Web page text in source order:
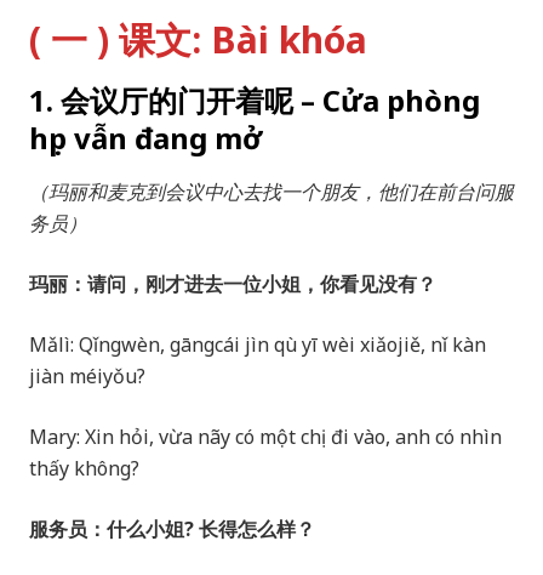
( 一 ) 课文: Bài khóa
1. 会议厅的门开着呢 – Cửa phòng
họp vẫn đang mở
（玛丽和麦克到会议中心去找一个朋友，他们在前台问服
务员）
玛丽：请问，刚才进去一位小姐，你看见没有？
Mǎlì: Qǐngwèn, gāngcái jìn qù yī wèi xiǎojiě, nǐ kàn
jiàn méiyǒu?
Mary: Xin hỏi, vừa nãy có một chị đi vào, anh có nhìn
thấy không?
服务员：什么小姐? 长得怎么样？